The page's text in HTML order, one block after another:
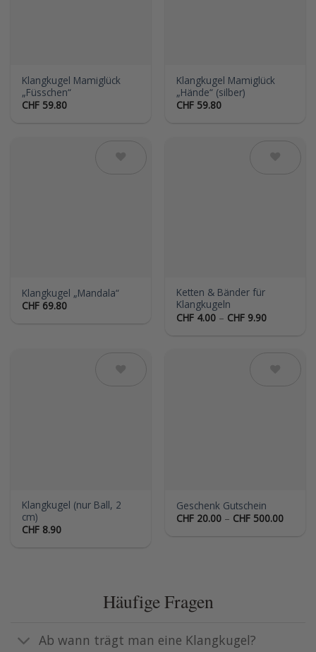
Klangkugel Mamiglück
„Füsschen“
CHF 59.80
Klangkugel Mamiglück
„Hände“ (silber)
CHF 59.80
Klangkugel „Mandala“
CHF 69.80
Ketten & Bänder für
Klangkugeln
CHF 4.00 – CHF 9.90
Klangkugel (nur Ball, 2
cm)
CHF 8.90
Geschenk Gutschein
CHF 20.00 – CHF 500.00
Häufige Fragen
Ab wann trägt man eine Klangkugel?